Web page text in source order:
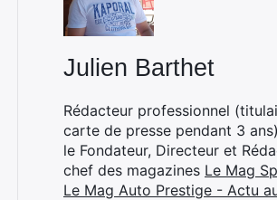
Julien Barthet
Rédacteur professionnel
carte de presse pendant 3
le Fondateur, Directeur et
chef des magazines Le Mag
Le Mag Auto Prestige - Actu